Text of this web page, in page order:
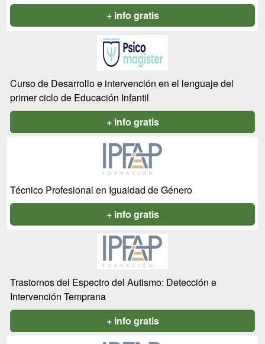
+ info gratis
Curso de Desarrollo e intervención en el lenguaje del
primer ciclo de Educación Infantil
+ info gratis
Técnico Profesional en Igualdad de Género
+ info gratis
Trastornos del Espectro del Autismo: Detección e
Intervención Temprana
+ info gratis